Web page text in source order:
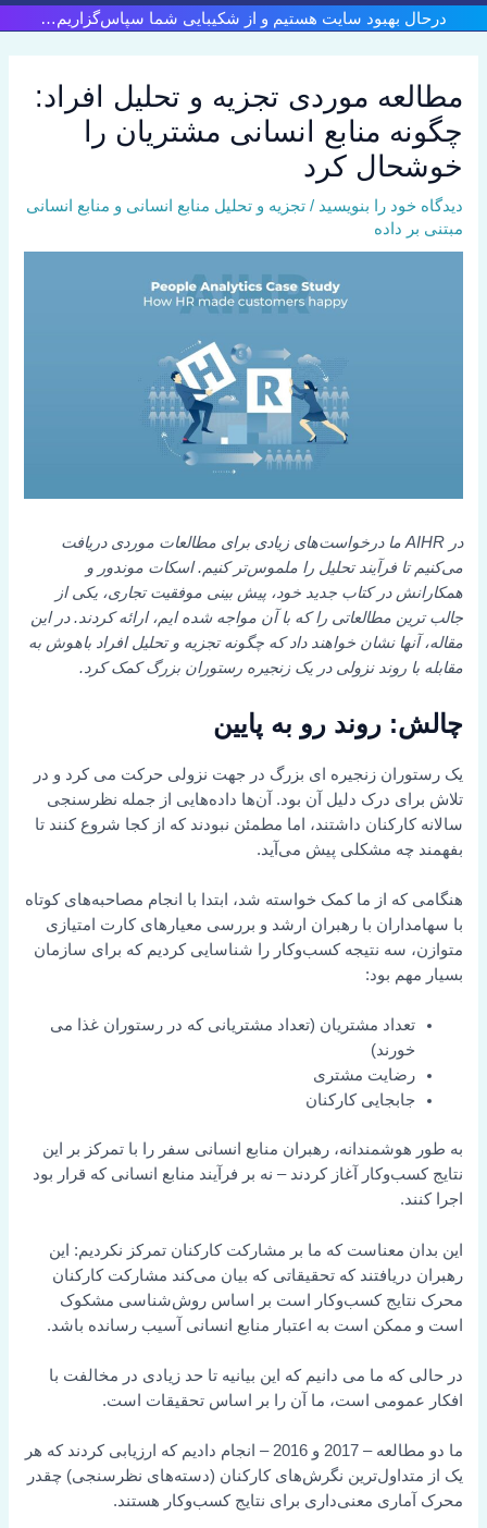
پرش
به
درحال بهبود سایت هستیم و از شکیبایی شما سپاس‌گزاریم…
مطالعه موردی تجزیه و تحلیل افراد:
چگونه منابع انسانی مشتریان را
خوشحال کرد
دیدگاه‌ خود را بنویسید /تجزیه و تحلیل منابع انسانی و منابع انسانی
مبتنی بر داده
در AIHR ما درخواست‌های زیادی برای مطالعات موردی دریافت
می‌کنیم تا فرآیند تحلیل را ملموس‌تر کنیم. اسکات موندور و
همکارانش در کتاب جدید خود، پیش بینی موفقیت تجاری، یکی از
جالب ترین مطالعاتی را که با آن مواجه شده ایم، ارائه کردند. در این
مقاله، آنها نشان خواهند داد که چگونه تجزیه و تحلیل افراد باهوش به
مقابله با روند نزولی در یک زنجیره رستوران بزرگ کمک کرد.
چالش: روند رو به پایین
یک رستوران زنجیره ای بزرگ در جهت نزولی حرکت می کرد و در
تلاش برای درک دلیل آن بود. آن‌ها داده‌هایی از جمله نظرسنجی
سالانه کارکنان داشتند، اما مطمئن نبودند که از کجا شروع کنند تا
بفهمند چه مشکلی پیش می‌آید.
هنگامی که از ما کمک خواسته شد، ابتدا با انجام مصاحبه‌های کوتاه
با سهامداران با رهبران ارشد و بررسی معیارهای کارت امتیازی
متوازن، سه نتیجه کسب‌وکار را شناسایی کردیم که برای سازمان
بسیار مهم بود:
تعداد مشتریان (تعداد مشتریانی که در رستوران غذا می
خورند)
رضایت مشتری
جابجایی کارکنان
به طور هوشمندانه، رهبران منابع انسانی سفر را با تمرکز بر این
نتایج کسب‌وکار آغاز کردند – نه بر فرآیند منابع انسانی که قرار بود
اجرا کنند.
این بدان معناست که ما بر مشارکت کارکنان تمرکز نکردیم: این
رهبران دریافتند که تحقیقاتی که بیان می‌کند مشارکت کارکنان
محرک نتایج کسب‌وکار است بر اساس روش‌شناسی مشکوک
است و ممکن است به اعتبار منابع انسانی آسیب رسانده باشد.
در حالی که ما می دانیم که این بیانیه تا حد زیادی در مخالفت با
افکار عمومی است، ما آن را بر اساس تحقیقات است.
ما دو مطالعه – 2017 و 2016 – انجام دادیم که ارزیابی کردند که هر
یک از متداول‌ترین نگرش‌های کارکنان (دسته‌های نظرسنجی) چقدر
محرک آماری معنی‌داری برای نتایج کسب‌وکار هستند.